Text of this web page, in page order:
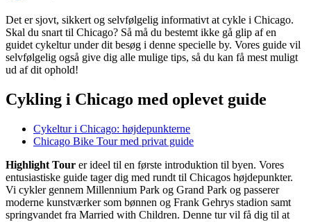
Det er sjovt, sikkert og selvfølgelig informativt at cykle i Chicago.
Skal du snart til Chicago? Så må du bestemt ikke gå glip af en
guidet cykeltur under dit besøg i denne specielle by. Vores guide vil
selvfølgelig også give dig alle mulige tips, så du kan få mest muligt
ud af dit ophold!
Cykling i Chicago med oplevet guide
Cykeltur i Chicago: højdepunkterne
Chicago Bike Tour med privat guide
Highlight Tour er ideel til en første introduktion til byen. Vores
entusiastiske guide tager dig med rundt til Chicagos højdepunkter.
Vi cykler gennem Millennium Park og Grand Park og passerer
moderne kunstværker som bønnen og Frank Gehrys stadion samt
springvandet fra Married with Children. Denne tur vil få dig til at